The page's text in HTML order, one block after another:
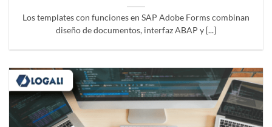
Los templates con funciones en SAP Adobe Forms combinan
diseño de documentos, interfaz ABAP y [...]